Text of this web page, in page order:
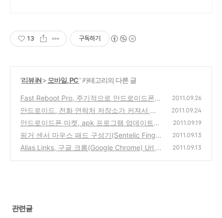
13 구독하기
'리뷰 iN> 모바일, PC' 카테고리의 다른 글
Fast Reboot Pro, 주기적으로 안드로이드폰
메모리를 확보하는 앱 프로그램
(0)
2011.09.26
안드로이드, 전화 연락처 저장소가 커져서 내
장메모리가 부족하다고 나오는 경우의 해결책
(0)
2011.09.24
안드로이드폰 마켓, apk 프로그램 업데이트
설치시 나타나는 오류와 해결방법
(5)
2011.09.19
핑거 센서 마우스 패드 구성기(Sentelic Finger
Sensing Pad), 노트북 마우스 터치패드 사용
2011.09.13
Alias Links, 구글 크롬(Google Chrome) Url al
2011.09.13
관련글